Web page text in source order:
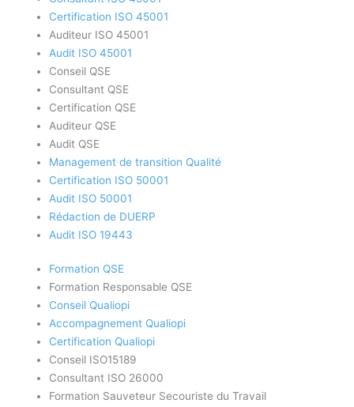
Certification ISO 45001
Auditeur ISO 45001
Audit ISO 45001
Conseil QSE
Consultant QSE
Certification QSE
Auditeur QSE
Audit QSE
Management de transition Qualité
Certification ISO 50001
Audit ISO 50001
Rédaction de DUERP
Audit ISO 19443
Formation QSE
Formation Responsable QSE
Conseil Qualiopi
Accompagnement Qualiopi
Certification Qualiopi
Conseil ISO15189
Consultant ISO 26000
Formation Sauveteur Secouriste du Travail